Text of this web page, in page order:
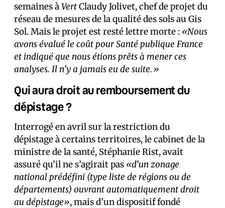
semaines àVertClaudy Jolivet, chef de projet du
réseau de mesures de la qualité des sols au Gis
Sol. Mais le projet est resté lettre morte : «Nous
avons évalué le coût pour Santé publique France
et indiqué que nous étions prêts à mener ces
analyses. Il n’y a jamais eu de suite.»
Qui aura droit au remboursement du
dépistage ?
Interrogé en avril sur la restriction du
dépistage à certains territoires, le cabinet de la
ministre de la santé, Stéphanie Rist, avait
assuré qu’il ne s’agirait pas «d’un zonage
national prédéfini (type liste de régions ou de
départements) ouvrant automatiquement droit
au dépistage», mais d’un dispositif fondé